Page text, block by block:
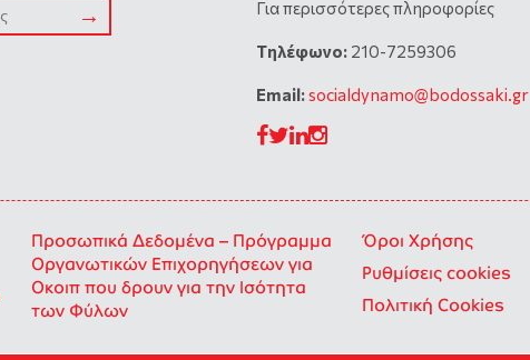
Για περισσότερες πληροφορίες
Tηλέφωνο: 210-7259306
Email:socialdynamo@bodossaki.gr
Προσωπικά Δεδομένα – Πρόγραμμα
Οργανωτικών Επιχορηγήσεων για
Οκοιπ που δρουν για την Ισότητα
των Φύλων
Όροι Χρήσης
Ρυθμίσεις cookies
Πολιτική Cookies